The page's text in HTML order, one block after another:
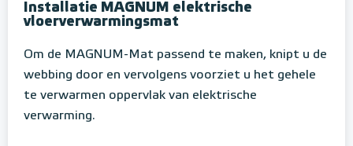
Installatie MAGNUM elektrische
vloerverwarmingsmat
Om de MAGNUM-Mat passend te maken, knipt u de
webbing door en vervolgens voorziet u het gehele
te verwarmen oppervlak van elektrische
verwarming.